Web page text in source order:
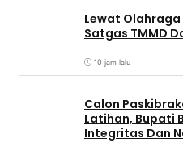
Lewat
Satgas TMMD
10 jam lalu
Calon
Latihan, Bupati
Integritas Dan